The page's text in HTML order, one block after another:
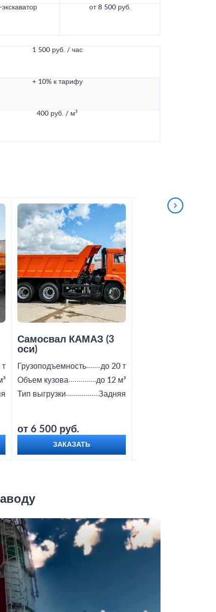
от 8 500 руб.
1 500 руб. / час
+ 10% к тарифу
400 руб. / м³
т
Самосвал КАМАЗ (3
оси)
Грузоподъемность
до 20 т
Объем кузова
до 12 м³
Тип выгрузки
Задняя
от 6 500 руб.
ЗАКАЗАТЬ